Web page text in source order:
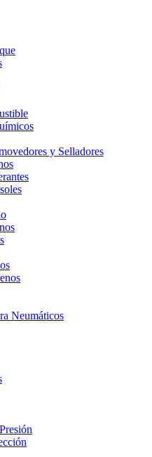
y Selladores
Neumáticos